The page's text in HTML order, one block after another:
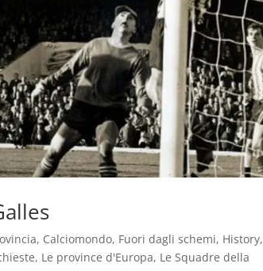
, Calciomondo, Fuori dagli schemi, History,
, Le province d'Europa, Le Squadre della